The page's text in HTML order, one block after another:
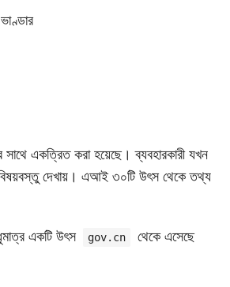
সাথে একত্রিত করা হয়েছে। ব্যবহারকারী যখন
বিষয়বস্তু দেখায়। এআই ৩০টি উৎস থেকে তথ্য
একটি উৎস gov.cn
থেকে এসেছে